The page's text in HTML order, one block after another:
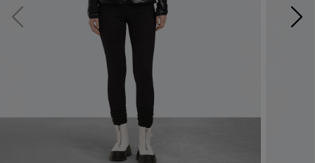
日本限定モデル
スノーグース
メイドインジャパンTシャツ
アウターウェア
日本限定モデル
スノーグース
メイドインジャパンTシャツ
アウターウェア
詳しく見る